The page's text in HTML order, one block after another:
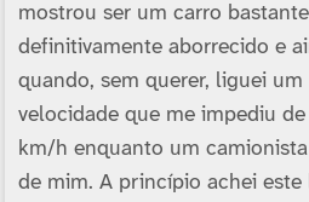
mostrou ser um carro
definitivamente aborrecido e
quando, sem querer, liguei
velocidade que me impediu
km/h enquanto um
de mim. A princí­pio achei